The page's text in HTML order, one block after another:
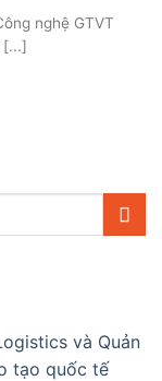
nghệ GTVT
[...]
và Quản
tạo quốc tế